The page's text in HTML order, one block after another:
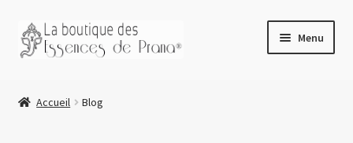
principal
Menu
Boutique
Accueil Blog